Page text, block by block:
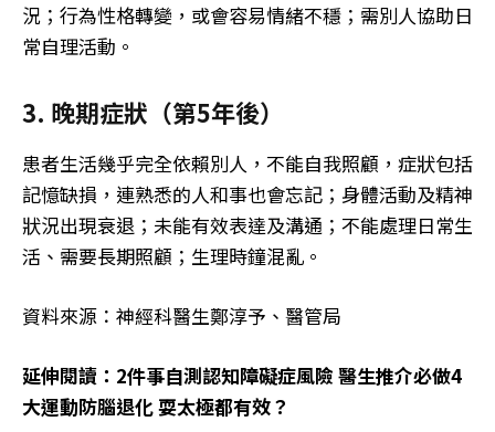
況；行為性格轉變，或會容易情緒不穩；需別人協助日
常自理活動。
3. 晚期症狀（第5年後）
患者生活幾乎完全依賴別人，不能自我照顧，症狀包括
記憶缺損，連熟悉的人和事也會忘記；身體活動及精神
狀況出現衰退；未能有效表達及溝通；不能處理日常生
活、需要長期照顧；生理時鐘混亂。
資料來源：神經科醫生鄭淳予、醫管局
延伸閱讀：2件事自測認知障礙症風險 醫生推介必做4
大運動防腦退化 耍太極都有效？